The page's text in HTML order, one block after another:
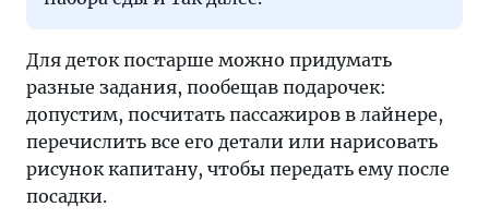
Для деток постарше можно придумать
разные задания, пообещав подарочек:
допустим, посчитать пассажиров в лайнере,
перечислить все его детали или нарисовать
рисунок капитану, чтобы передать ему после
посадки.